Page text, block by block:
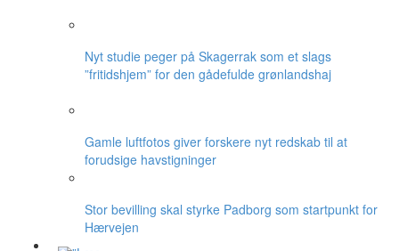
Nyt studie peger på Skagerrak som et slags
”fritidshjem” for den gådefulde grønlandshaj
Gamle luftfotos giver forskere nyt redskab til at
forudsige havstigninger
Stor bevilling skal styrke Padborg som startpunkt for
Hærvejen